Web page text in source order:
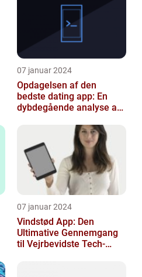
07 januar 2024
Opdagelsen af den
bedste dating app: En
dybdegående analyse af
07 januar 2024
Vindstød App: Den
Ultimative Gennemgang
til Vejrbevidste Tech-